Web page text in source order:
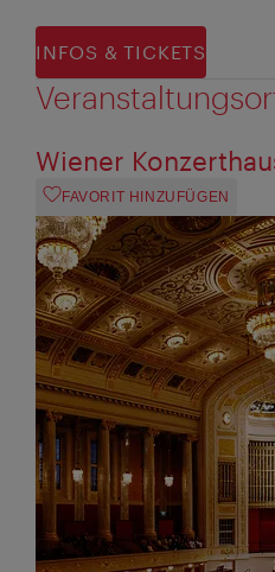
INFOS & TICKETS
Wiener
FAVORIT HINZUFÜGEN